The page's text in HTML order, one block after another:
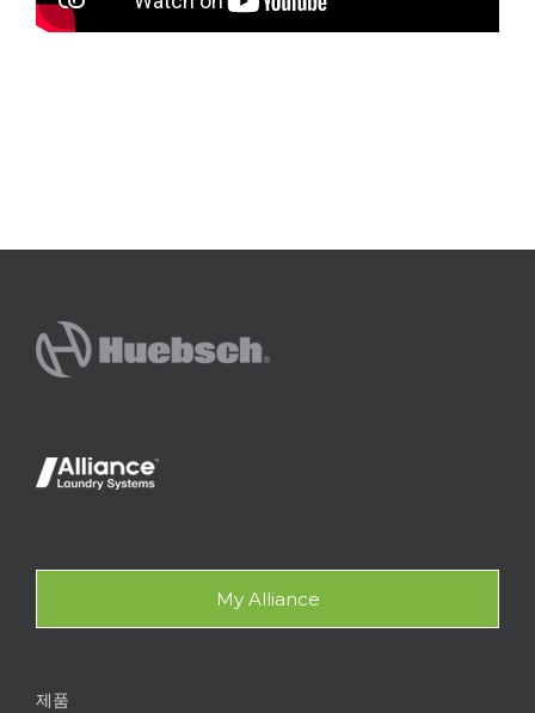
My Alliance
제품